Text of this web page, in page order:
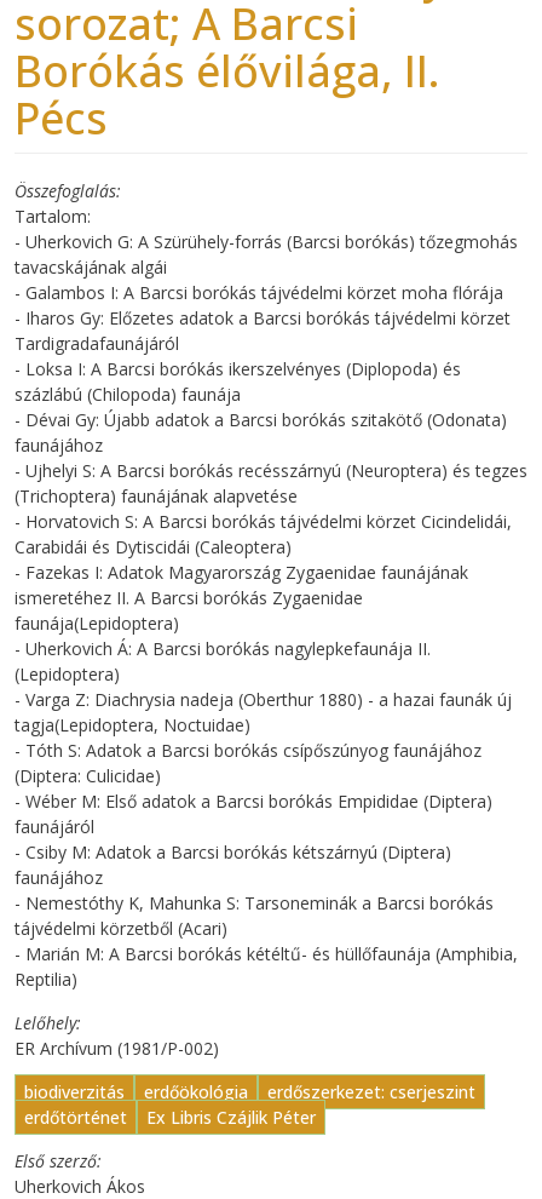
sorozat; A Barcsi
Borókás élővilága, II.
Pécs
Összefoglalás
Tartalom:
- Uherkovich G: A Szürühely-forrás (Barcsi borókás) tőzegmohás
tavacskájának algái
- Galambos I: A Barcsi borókás tájvédelmi körzet moha flórája
- Iharos Gy: Előzetes adatok a Barcsi borókás tájvédelmi körzet
Tardigradafaunájáról
- Loksa I: A Barcsi borókás ikerszelvényes (Diplopoda) és
százlábú (Chilopoda) faunája
- Dévai Gy: Újabb adatok a Barcsi borókás szitakötő (Odonata)
faunájához
- Ujhelyi S: A Barcsi borókás recésszárnyú (Neuroptera) és tegzes
(Trichoptera) faunájának alapvetése
- Horvatovich S: A Barcsi borókás tájvédelmi körzet Cicindelidái,
Carabidái és Dytiscidái (Caleoptera)
- Fazekas I: Adatok Magyarország Zygaenidae faunájának
ismeretéhez II. A Barcsi borókás Zygaenidae
faunája(Lepidoptera)
- Uherkovich Á: A Barcsi borókás nagylepkefaunája II.
(Lepidoptera)
- Varga Z: Diachrysia nadeja (Oberthur 1880) - a hazai faunák új
tagja(Lepidoptera, Noctuidae)
- Tóth S: Adatok a Barcsi borókás csípőszúnyog faunájához
(Diptera: Culicidae)
- Wéber M: Első adatok a Barcsi borókás Empididae (Diptera)
faunájáról
- Csiby M: Adatok a Barcsi borókás kétszárnyú (Diptera)
faunájához
- Nemestóthy K, Mahunka S: Tarsoneminák a Barcsi borókás
tájvédelmi körzetből (Acari)
- Marián M: A Barcsi borókás kétéltű- és hüllőfaunája (Amphibia,
Reptilia)
Lelőhely
ER Archívum (1981/P-002)
biodiverzitás
erdőökológia
erdőszerkezet: cserjeszint
erdőtörténet
Ex Libris Czájlik Péter
Első szerző
Uherkovich Ákos